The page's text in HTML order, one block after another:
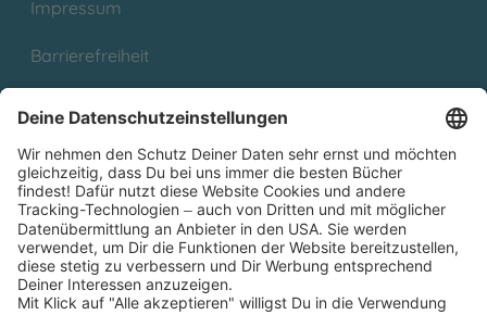
Impressum
Barrierefreiheit
Partnerprogramm (Affiliate)
Folge uns auf